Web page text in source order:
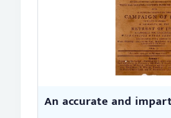
An accurate and